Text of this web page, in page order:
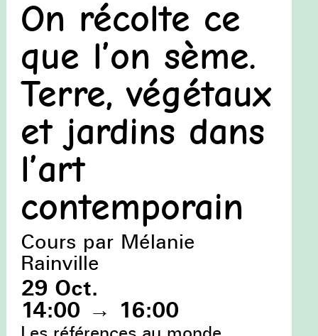
On récolte ce
que l’on sème.
Terre, végétaux
et jardins dans
l’art
contemporain
Cours par Mélanie
Rainville
29 Oct.
14:00 → 16:00